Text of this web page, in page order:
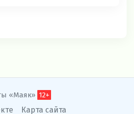
«Маяк» 12+
Карта сайта